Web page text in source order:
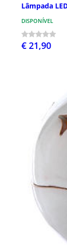
Lâmpada
DISPONÍVEL
€ 21,90